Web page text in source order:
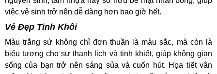
việc vệ sinh trở nên dễ dàng hơn bao giờ hết.
Vẻ Đẹp Tinh Khôi
Màu trắng sứ không chỉ đơn thuần là màu sắc, mà còn là
biểu tượng cho sự thanh lịch và tinh khiết, giúp không gian
sống của bạn trở nên sáng sủa và cuốn hút. Họa tiết vân